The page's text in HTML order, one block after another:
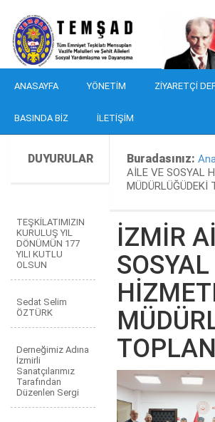
ANASAYFA YÖNETIM ZIYARETÇI
BASINDA BIZ İLETIŞIM
DUYURULAR Buradasınız:
AİLE VE SOSYAL
TEŞKİLATIMIZIN
KURULUŞ YIL
DÖNÜMÜN 177
YILI KUTLU
OLSUN
Sedat Selim
ÖZTÜRK
Derneğimiz Adına
İzmirli
Sanatçılarımız
Tarafından
Düzenlen Sergi
İZMİR
SOSYAL